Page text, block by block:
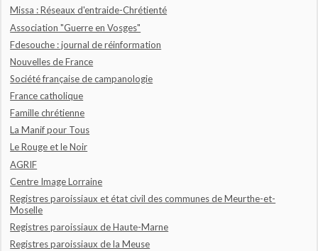
Missa : Réseaux d'entraide-Chrétienté
Association "Guerre en Vosges"
Fdesouche : journal de réinformation
Nouvelles de France
Société française de campanologie
France catholique
Famille chrétienne
La Manif pour Tous
Le Rouge et le Noir
AGRIF
Centre Image Lorraine
Registres paroissiaux et état civil des communes de Meurthe-et-
Moselle
Registres paroissiaux de Haute-Marne
Registres paroissiaux de la Meuse